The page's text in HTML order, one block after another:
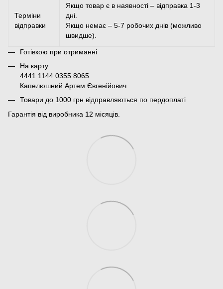
Терміни
відправки
Якщо товар є в наявності – відправка 1-3
дні.
Якщо немає – 5-7 робочих днів (можливо
швидше).
Готівкою при отриманні
На карту
4441 1144 0355 8065
Капелюшний Артем Євгенійович
Товари до 1000 грн відправляються по пердоплаті
Гарантія від виробника 12 місяців.